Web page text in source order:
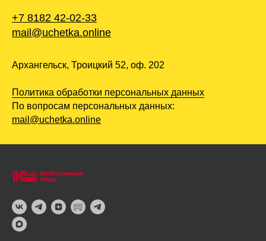
+7 8182 42-02-33
mail@uchetka.online
Архангельск, Троицкий 52, оф. 202
Политика обработки персональных данных
По вопросам персональных данных:
mail@uchetka.online